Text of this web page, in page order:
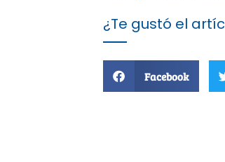
¿Te gustó el
Facebook